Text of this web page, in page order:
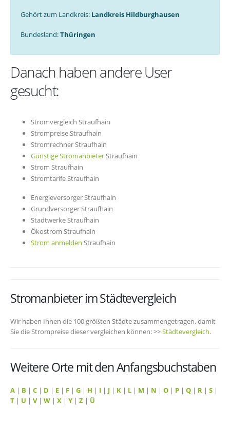
Gehört zum Landkreis: Landkreis Hildburghausen
Bundesland:Thüringen
Danach haben andere User
gesucht:
Stromvergleich Straufhain
Strompreise Straufhain
Stromrechner Straufhain
Günstige StromanbieterStraufhain
Strom Straufhain
Stromtarife Straufhain
Energieversorger Straufhain
Grundversorger Straufhain
Stadtwerke Straufhain
Ökostrom Straufhain
Strom anmelden Straufhain
Stromanbieter im Städtevergleich
Wir haben Ihnen die 100 größten Städte zusammengetragen, damit
Sie die Strompreise dieser vergleichen können: >>Städtevergleich.
Weitere Orte mit den Anfangsbuchstaben
A | B | C | D | E | F | G | H | I | J | K | L | M | N | O | P | Q | R | S |
T | U | V| W | X | Y | Z | Ü